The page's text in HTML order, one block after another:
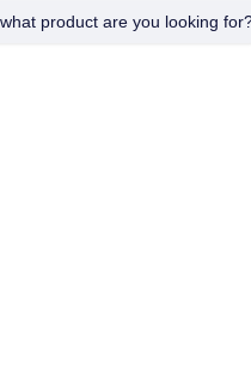
product are you looking